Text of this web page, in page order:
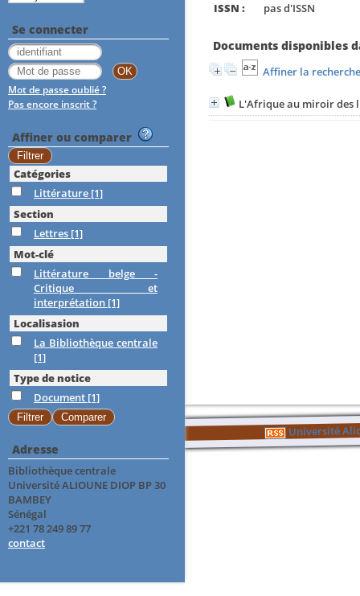
ISSN :
pas d'ISSN
Documents disponibles
Affiner la recherche
L'Afrique au miroir des
Université
Se connecter
Mot de passe oublié ?
Pas encore inscrit ?
Affiner ou comparer
Catégories
Littérature [1]
Section
Lettres [1]
Mot-clé
Littérature belge -
Critique et
interprétation [1]
Localisasion
La Bibliothèque centrale
[1]
Type de notice
Document [1]
Adresse
Bibliothèque centrale
Université ALIOUNE DIOP BP 30
BAMBEY
Sénégal
+221 78 249 89 77
contact